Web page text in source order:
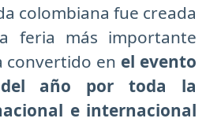
colombiana fue creada
feria más importante
convertido en el evento
del año por toda la
e internacional